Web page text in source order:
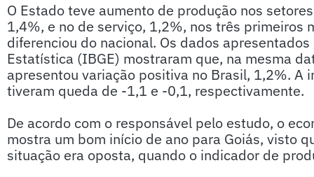
O Estado teve aumento de produção nos
1,4%, e no de serviço, 1,2%, nos três primeiros
diferenciou do nacional. Os dados
Estatística (IBGE) mostraram que, na mesma
apresentou variação positiva no Brasil, 1,2%. A
tiveram queda de -1,1 e -0,1, respectivamente.
De acordo com o responsável pelo estudo, o
mostra um bom início de ano para Goiás, visto
situação era oposta, quando o indicador de